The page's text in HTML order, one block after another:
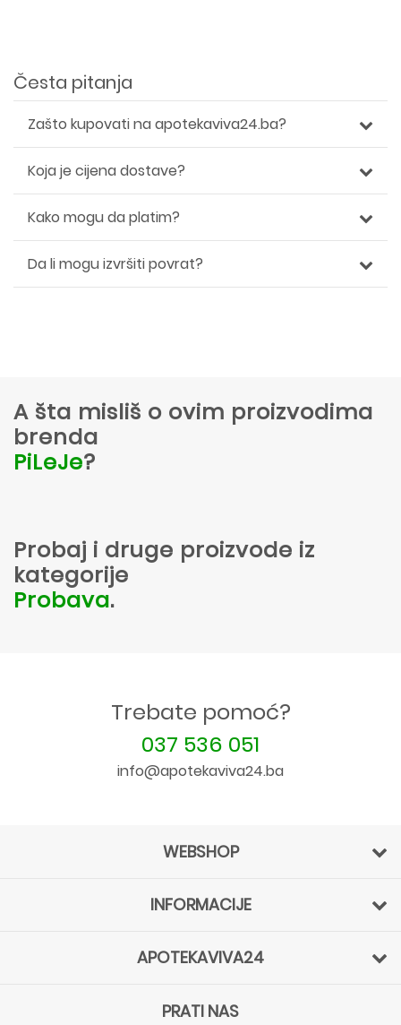
Česta pitanja
Zašto kupovati na apotekaviva24.ba?
Koja je cijena dostave?
Kako mogu da platim?
Da li mogu izvršiti povrat?
A šta misliš o ovim proizvodima
brenda
PiLeJe?
Probaj i druge proizvode iz
kategorije
Probava.
Trebate pomoć?
037 536 051
info@apotekaviva24.ba
WEBSHOP
INFORMACIJE
APOTEKAVIVA24
PRATI NAS